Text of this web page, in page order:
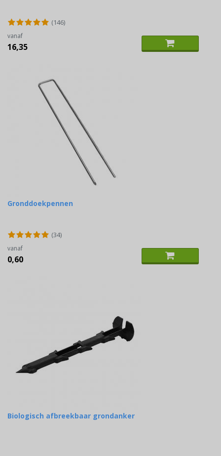
(146)
vanaf
16,35
Gronddoekpennen
(34)
vanaf
0,60
Biologisch afbreekbaar grondanker